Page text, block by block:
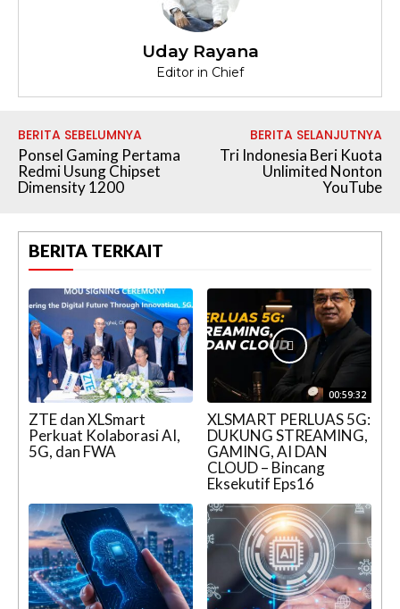
Uday Rayana
Editor in Chief
BERITA SEBELUMNYA
Ponsel Gaming Pertama
Redmi Usung Chipset
Dimensity 1200
BERITA SELANJUTNYA
Tri Indonesia Beri Kuota
Unlimited Nonton
YouTube
BERITA TERKAIT
ZTE dan XLSmart
Perkuat Kolaborasi AI,
5G, dan FWA
00:59:32
XLSMART PERLUAS 5G:
DUKUNG STREAMING,
GAMING, AI DAN
CLOUD – Bincang
Eksekutif Eps16